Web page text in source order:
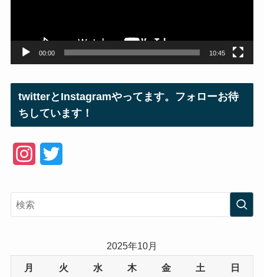
00:00 10:45
twitterとInstagramやってます。フォローお待
ちしています！
e
2025年10月
月 火 水 木 金 土 日